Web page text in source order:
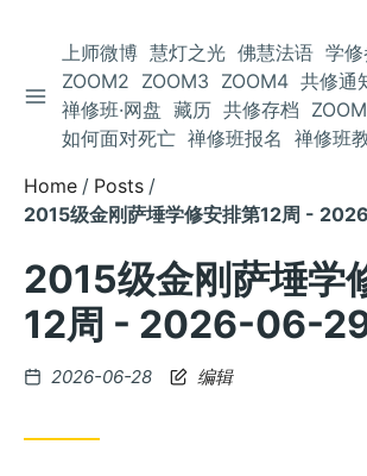
Skip
TOGGLE SIDEBAR
上师微博 慧灯之光 佛慧法语 学
ZOOM2 ZOOM3 ZOOM4 共修通
禅修班·网盘 藏历 共修存档 ZOOM
如何面对死亡 禅修班报名 禅修班
Home
Posts
2015级金刚萨埵学修安排第12周 -
2015级金刚萨埵学
12周 - 2026-06-
Posted
2026-06-28 编辑